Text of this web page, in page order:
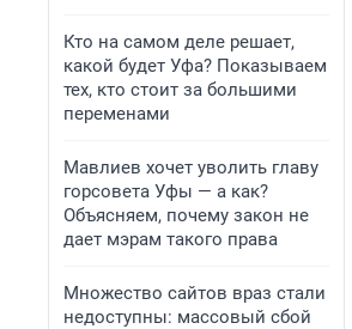
Кто на самом деле решает,
какой будет Уфа? Показываем
тех, кто стоит за большими
переменами
Мавлиев хочет уволить главу
горсовета Уфы — а как?
Объясняем, почему закон не
дает мэрам такого права
Множество сайтов враз стали
недоступны: массовый сбой